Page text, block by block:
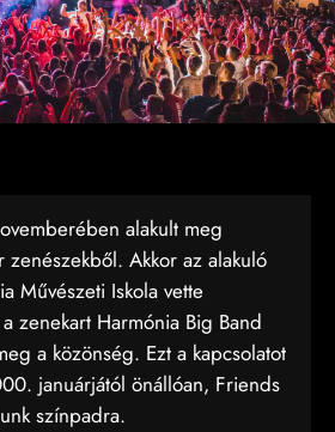
alakult meg
zenészekből. Akkor az alakuló
Művészeti Iskola vette
zenekart Harmónia Big Band
a közönség. Ezt a kapcsolatot
januárjától önállóan, Friends
színpadra.